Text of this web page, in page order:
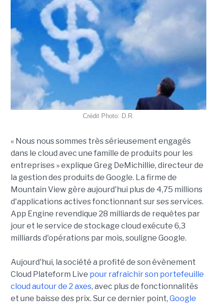
Crédit Photo: D.R.
« Nous nous sommes très sérieusement engagés
dans le cloud avec une famille de produits pour les
entreprises » explique Greg DeMichillie, directeur de
la gestion des produits de Google. La firme de
Mountain View gère aujourd'hui plus de 4,75 millions
d'applications actives fonctionnant sur ses services.
App Engine revendique 28 milliards de requêtes par
jour et le service de stockage cloud exécute 6,3
milliards d'opérations par mois, souligne Google.
Aujourd'hui, la société a profité de son évènement
Cloud Plateform Live pour rafraîchir son portefeuille
cloud autour de 2 axes, avec plus de fonctionnalités
et une baisse des prix. Sur ce dernier point, Google